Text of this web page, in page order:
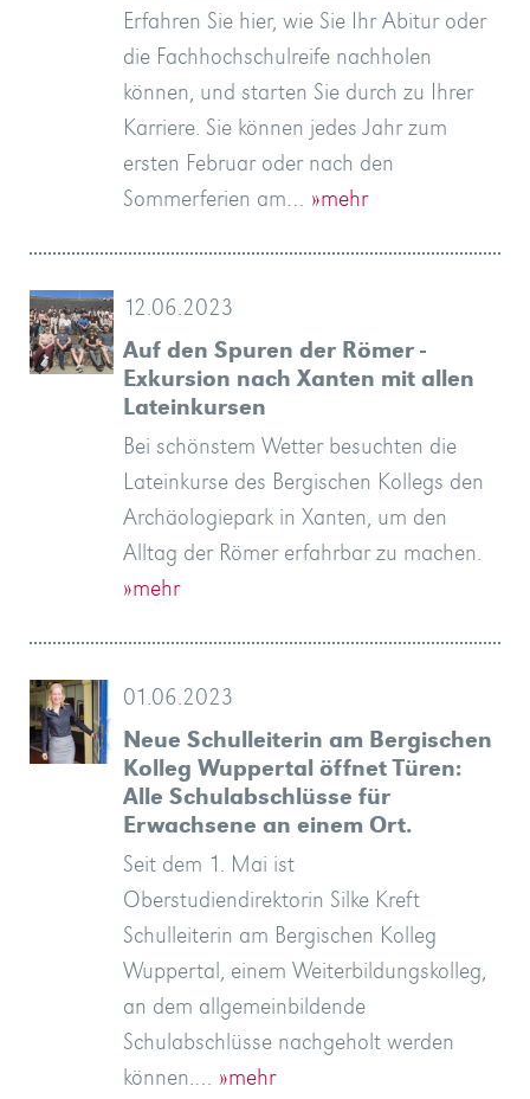
Erfahren Sie hier, wie Sie Ihr Abitur oder
die Fachhochschulreife nachholen
können, und starten Sie durch zu Ihrer
Karriere. Sie können jedes Jahr zum
ersten Februar oder nach den
Sommerferien am… »mehr
12.06.2023
Auf den Spuren der Römer -
Exkursion nach Xanten mit allen
Lateinkursen
Bei schönstem Wetter besuchten die
Lateinkurse des Bergischen Kollegs den
Archäologiepark in Xanten, um den
Alltag der Römer erfahrbar zu machen.
»mehr
01.06.2023
Neue Schulleiterin am Bergischen
Kolleg Wuppertal öffnet Türen:
Alle Schulabschlüsse für
Erwachsene an einem Ort.
Seit dem 1. Mai ist
Oberstudiendirektorin Silke Kreft
Schulleiterin am Bergischen Kolleg
Wuppertal, einem Weiterbildungskolleg,
an dem allgemeinbildende
Schulabschlüsse nachgeholt werden
können.… »mehr